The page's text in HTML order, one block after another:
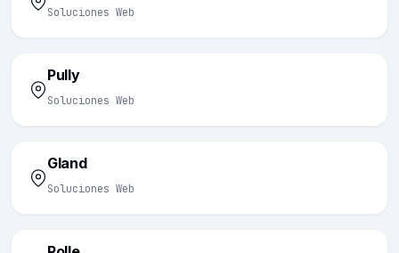
Soluciones Web
Pully
Soluciones Web
Gland
Soluciones Web